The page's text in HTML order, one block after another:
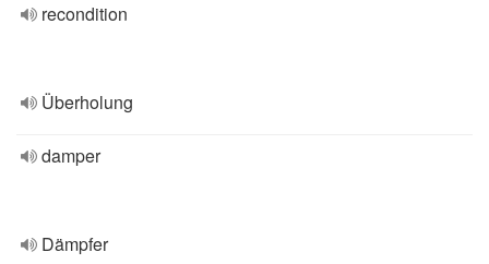
recondition
Überholung
damper
Dämpfer